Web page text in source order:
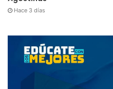
Hace 3 días